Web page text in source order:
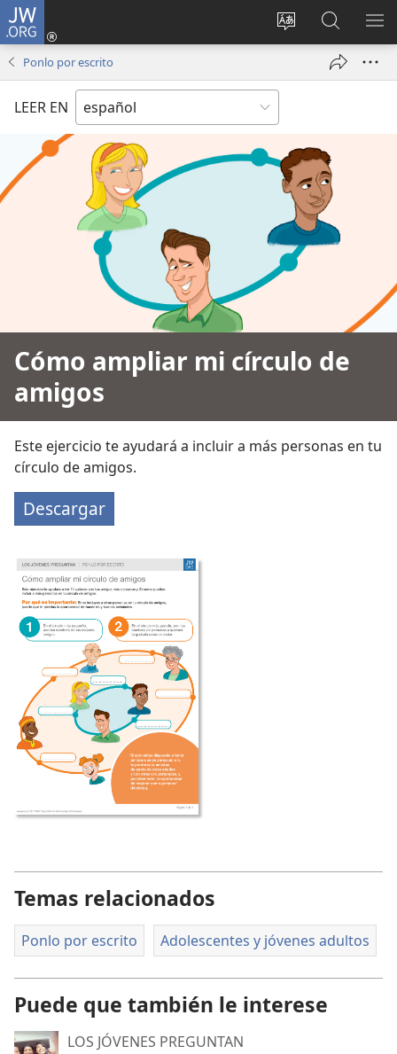
JW.ORG
Cambiar
del sitio
Iniciar
sesión
nueva
en
jw.org
Ponlo por escrito
LEER EN
Cómo ampliar mi círculo de
amigos
Este ejercicio te ayudará a incluir a más personas en tu
círculo de amigos.
Descargar
Temas relacionados
Ponlo por escrito Adolescentes y jóvenes adultos
Puede que también le interese
LOS JÓVENES PREGUNTAN